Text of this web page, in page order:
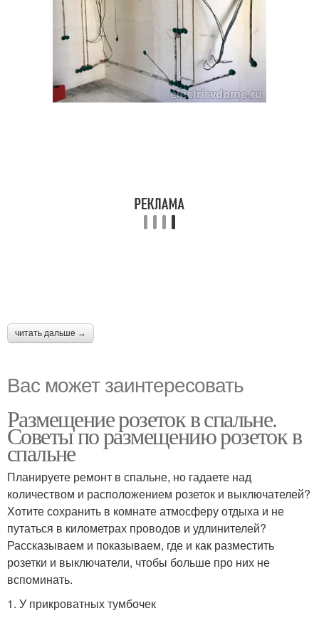
читать дальше →
Вас может заинтересовать
Размещение розеток в спальне.
Советы по размещению розеток в
спальне
Планируете ремонт в спальне, но гадаете над
количеством и расположением розеток и выключателей?
Хотите сохранить в комнате атмосферу отдыха и не
путаться в километрах проводов и удлинителей?
Рассказываем и показываем, где и как разместить
розетки и выключатели, чтобы больше про них не
вспоминать.
1. У прикроватных тумбочек